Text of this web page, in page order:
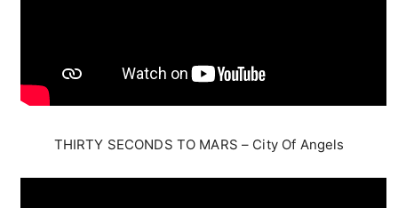
THIRTY SECONDS TO MARS – City Of Angels